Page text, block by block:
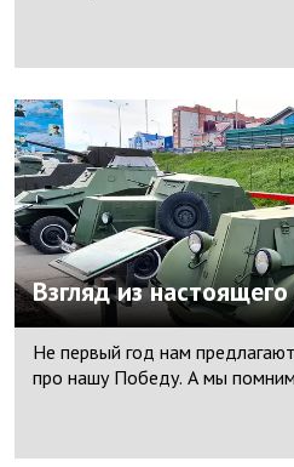
Взгляд из
Не первый год нам
про нашу Победу. А мы